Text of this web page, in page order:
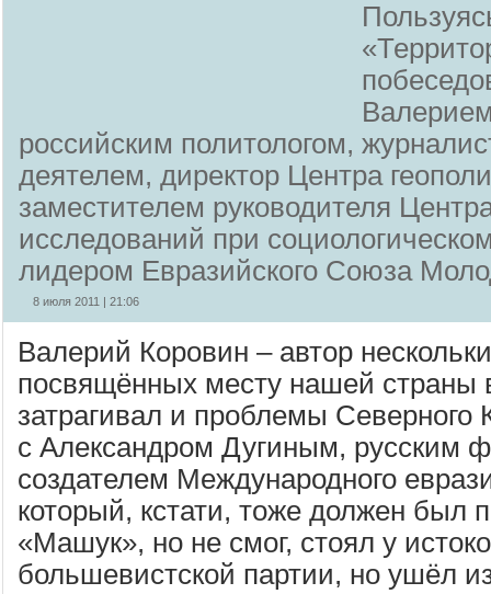
российским политологом,
деятелем, директор Центра
заместителем руководителя
исследований при
лидером Евразийского Союза
8 июля 2011 | 21:06
Валерий Коровин – автор
посвящённых месту нашей страны
затрагивал и проблемы Северного
с Александром Дугиным, русским
создателем Международного
который, кстати, тоже должен был
«Машук», но не смог, стоял у
большевистской партии, но ушёл